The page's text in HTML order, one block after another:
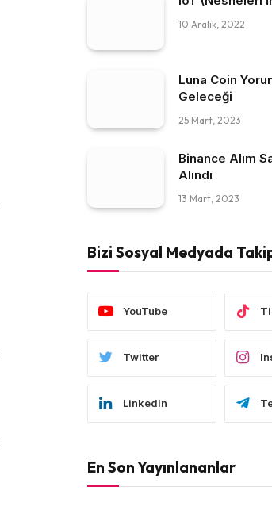
10 Aralık, 2022
Luna Coin
Geleceği
25 Mart, 2023
Binance Alım
Alındı
13 Mart, 2023
Bizi Sosyal Medyada
YouTube
Twitter
LinkedIn
En Son Yayınlananlar